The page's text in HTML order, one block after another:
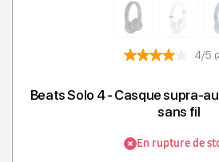
4/5
Beats Solo 4 - Casque supra-
sans fil
En rupture de